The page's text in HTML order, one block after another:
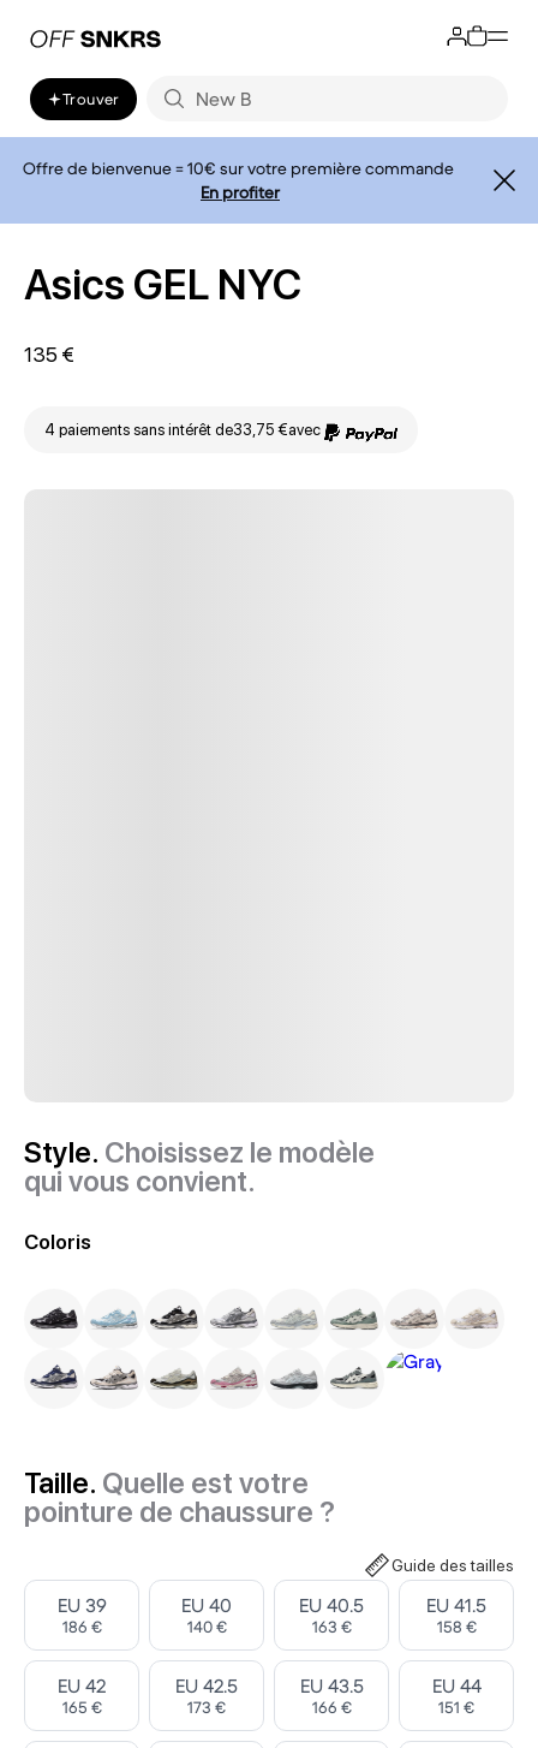
Trouver
Offre de bienvenue = 10€ sur votre première commande
En profiter
Asics GEL NYC
135 €
4 paiements sans intérêt de33,75 €avec
Style. Choisissez le modèle
qui vous convient.
Coloris
Taille. Quelle est votre
pointure de chaussure ?
Guide des tailles
Select ‎
EU 39
186 €
Select ‎
EU 40
140 €
Select ‎
EU 40.5
163 €
Select ‎
EU 41.5
158 €
Select ‎
EU 42
165 €
Select ‎
EU 42.5
173 €
Select ‎
EU 43.5
166 €
Select ‎
EU 44
151 €